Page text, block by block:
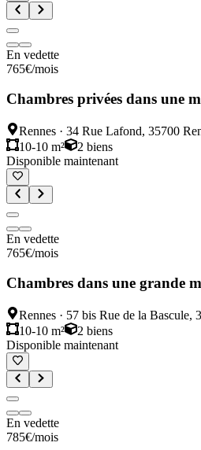
En vedette
765€/mois
Chambres privées dans une
Rennes · 34 Rue Lafond, 35700
10-10 m²
2 biens
Disponible maintenant
En vedette
765€/mois
Chambres dans une grande
Rennes · 57 bis Rue de la Bascule,
10-10 m²
2 biens
Disponible maintenant
En vedette
785€/mois